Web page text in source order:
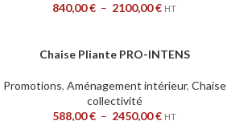
840,00€ – 2100,00€ HT
CHOIX DES OPTIONS
Chaise Pliante PRO-INTENS
Promotions, Aménagement intérieur, Chaise
collectivité
588,00€ – 2450,00€ HT